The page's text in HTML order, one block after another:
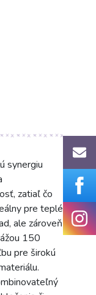
synergiu
zatiaľ čo
pre teplé
ale zároveň
150
pre širokú